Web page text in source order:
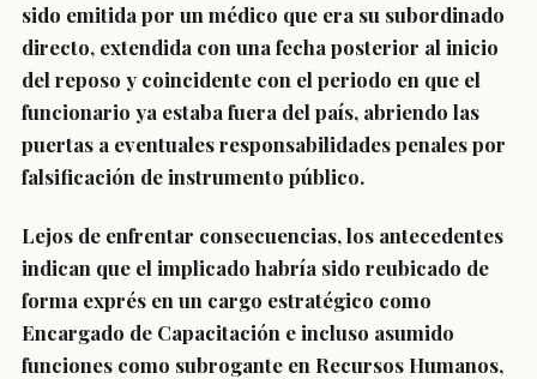
sido emitida por un médico que era su subordinado
directo, extendida con una fecha posterior al inicio
del reposo y coincidente con el periodo en que el
funcionario ya estaba fuera del país, abriendo las
puertas a eventuales responsabilidades penales por
falsificación de instrumento público.
Lejos de enfrentar consecuencias, los antecedentes
indican que el implicado habría sido reubicado de
forma exprés en un cargo estratégico como
Encargado de Capacitación e incluso asumido
funciones como subrogante en Recursos Humanos,